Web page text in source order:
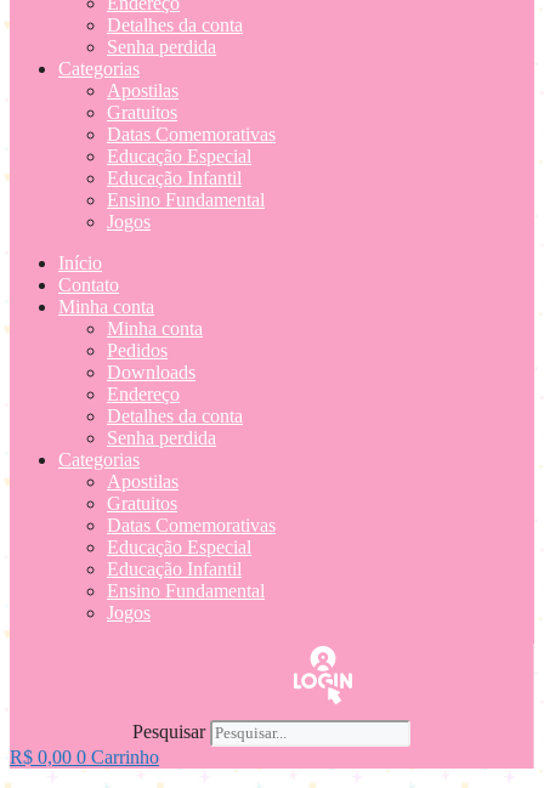
Detalhes da conta
Senha perdida
Categorias
Apostilas
Gratuitos
Datas Comemorativas
Educação Especial
Educação Infantil
Ensino Fundamental
Jogos
Início
Contato
Minha conta
Minha conta
Pedidos
Downloads
Endereço
Detalhes da conta
Senha perdida
Categorias
Apostilas
Gratuitos
Datas Comemorativas
Educação Especial
Educação Infantil
Ensino Fundamental
Jogos
Pesquisar
R$ 0,00 0 Carrinho